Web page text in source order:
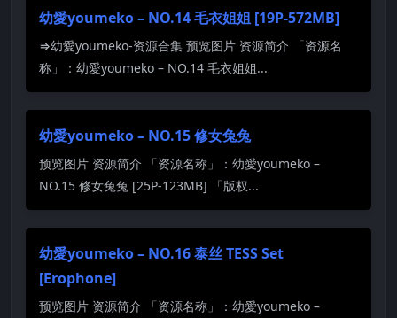
幼愛youmeko – NO.14 毛衣姐姐 [19P-572MB]
⇒幼愛youmeko-资源合集 预览图片 资源简介 「资源名
称」：幼愛youmeko – NO.14 毛衣姐姐...
幼愛youmeko – NO.15 修女兔兔
预览图片 资源简介 「资源名称」：幼愛youmeko –
NO.15 修女兔兔 [25P-123MB] 「版权...
幼愛youmeko – NO.16 泰丝 TESS Set
[Erophone]
预览图片 资源简介 「资源名称」：幼愛youmeko –